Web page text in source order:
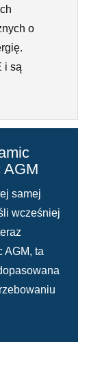
o
i są
AGM
samej
wcześniej
AGM, ta